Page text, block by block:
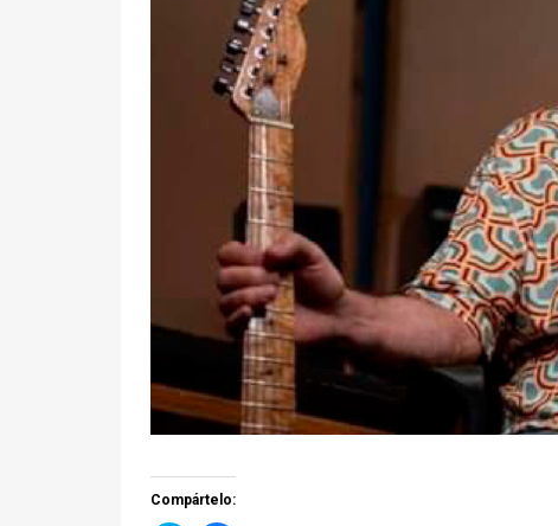
Compártelo: